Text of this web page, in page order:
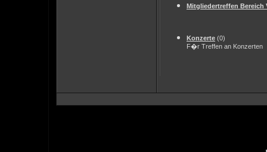
Mitgliedertreffen Bereich
Konzerte (0)
F�r Treffen an Konzerten